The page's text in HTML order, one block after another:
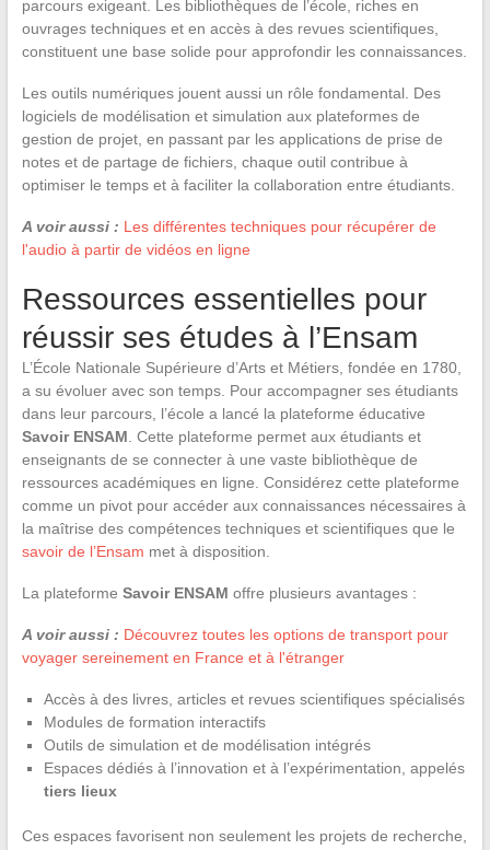
parcours exigeant. Les bibliothèques de l’école, riches en
ouvrages techniques et en accès à des revues scientifiques,
constituent une base solide pour approfondir les connaissances.
Les outils numériques jouent aussi un rôle fondamental. Des
logiciels de modélisation et simulation aux plateformes de
gestion de projet, en passant par les applications de prise de
notes et de partage de fichiers, chaque outil contribue à
optimiser le temps et à faciliter la collaboration entre étudiants.
A voir aussi : Les différentes techniques pour récupérer de
l'audio à partir de vidéos en ligne
Ressources essentielles pour
réussir ses études à l’Ensam
L’École Nationale Supérieure d’Arts et Métiers, fondée en 1780,
a su évoluer avec son temps. Pour accompagner ses étudiants
dans leur parcours, l’école a lancé la plateforme éducative
Savoir ENSAM . Cette plateforme permet aux étudiants et
enseignants de se connecter à une vaste bibliothèque de
ressources académiques en ligne. Considérez cette plateforme
comme un pivot pour accéder aux connaissances nécessaires à
la maîtrise des compétences techniques et scientifiques que le
savoir de l’Ensam met à disposition.
La plateforme Savoir ENSAM offre plusieurs avantages :
A voir aussi : Découvrez toutes les options de transport pour
voyager sereinement en France et à l'étranger
Accès à des livres, articles et revues scientifiques spécialisés
Modules de formation interactifs
Outils de simulation et de modélisation intégrés
Espaces dédiés à l’innovation et à l’expérimentation, appelés
tiers lieux
Ces espaces favorisent non seulement les projets de recherche,